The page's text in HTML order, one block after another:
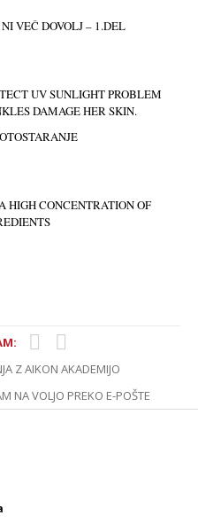
VEČ DOVOLJ – 1.DEL
Z AIKON AKADEMIJO
NA VOLJO PREKO E-POŠTE